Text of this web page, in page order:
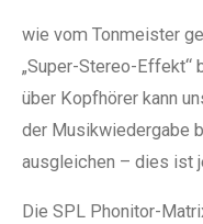
wie vom Tonmeister
„Super-Stereo-Effekt“
über Kopfhörer kann
der Musikwiedergabe
ausgleichen – dies ist
Die SPL Phonitor-